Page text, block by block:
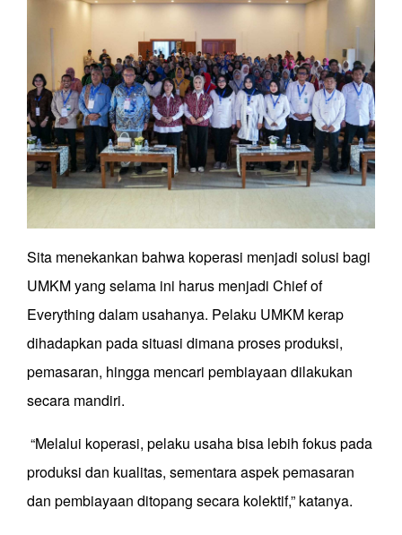
Sita menekankan bahwa koperasi menjadi solusi bagi
UMKM yang selama ini harus menjadi Chief of
Everything dalam usahanya. Pelaku UMKM kerap
dihadapkan pada situasi dimana proses produksi,
pemasaran, hingga mencari pembiayaan dilakukan
secara mandiri.
“Melalui koperasi, pelaku usaha bisa lebih fokus pada
produksi dan kualitas, sementara aspek pemasaran
dan pembiayaan ditopang secara kolektif,” katanya.